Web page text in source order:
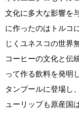
文化に多大な影響を
に作ったのはトルコ
じくユネスコの世界
コーヒーの文化と伝
って作る飲料を発明
タンブールに登場し
ューリップも原産国